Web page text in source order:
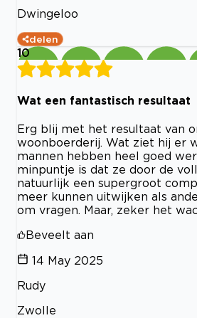
Dwingeloo
delen
10
Wat een fantastisch resultaat
Erg blij met het resultaat van
woonboerderij. Wat ziet hij er
mannen hebben heel goed
minpuntje is dat ze door de
natuurlijk een supergroot
meer kunnen uitwijken als
om vragen. Maar, zeker het
Beveelt aan
14 May 2025
Rudy
Zwolle